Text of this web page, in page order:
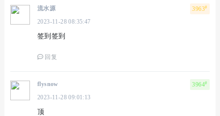
3963#
流水源
2023-11-28 08:35:47
签到签到
回复
3964#
flysnow
2023-11-28 09:01:13
顶